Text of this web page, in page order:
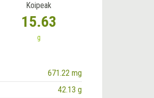
Koipeak
15.63
g
671.22 mg
42.13 g